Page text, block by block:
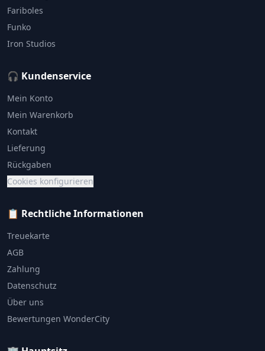
Fariboles
Funko
Iron Studios
🎧 Kundenservice
Mein Konto
Mein Warenkorb
Kontakt
Lieferung
Rückgaben
Cookies konfigurieren
📋 Rechtliche Informationen
Treuekarte
AGB
Zahlung
Datenschutz
Über uns
Bewertungen WonderCity